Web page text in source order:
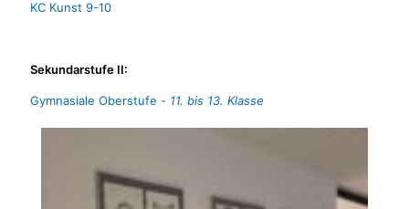
KC Kunst 9-10
Sekundarstufe II:
Gymnasiale Oberstufe - 11. bis 13. Klasse